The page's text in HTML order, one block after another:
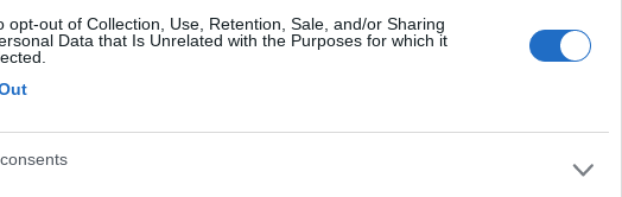
opt-out of Collection, Use, Retention, Sale, and/or Sharing
Data that Is Unrelated with the Purposes for which it
- 25/06/2025 (21 giorni)
Albania, Slovenia, Croazia
Valona, Durazzo, Postumia, Dubovnik, Brodarica, Sebenico, Isola